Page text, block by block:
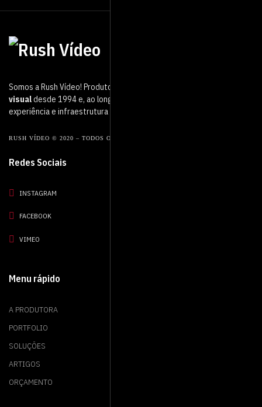
Somos a Rush Vídeo! Produtora de vídeo que atua no mercado
visualdesde 1994 e, ao longo desse período, adquirimos muita
experiência e infraestrutura de ponta.
RUSH VÍDEO © 2020 – TODOS OS DIREITOS RESERVADOS.
Redes Sociais
INSTAGRAM
FACEBOOK
VIMEO
Menu rápido
A PRODUTORA
PORTFOLIO
SOLUÇÕES
ARTIGOS
ORÇAMENTO